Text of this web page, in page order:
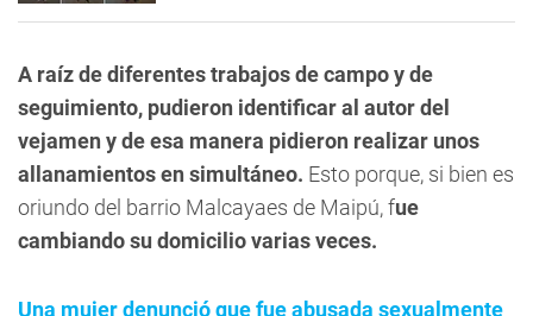
A raíz de diferentes trabajos de campo y de
seguimiento, pudieron identificar al autor del
vejamen y de esa manera pidieron realizar unos
allanamientos en simultáneo. Esto porque, si bien es
oriundo del barrio Malcayaes de Maipú, fue
cambiando su domicilio varias veces.
Una mujer denunció que fue abusada sexualmente